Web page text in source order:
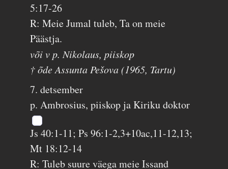
5:17-26
R: Meie Jumal tuleb, Ta on meie
Päästja.
või v p. Nikolaus, piiskop
† õde Assunta Pešova (1965, Tartu)
7. detsember
p. Ambrosius, piiskop ja Kiriku doktor
Js 40:1-11; Ps 96:1-2,3+10ac,11-12,13;
Mt 18:12-14
R: Tuleb suure väega meie Issand